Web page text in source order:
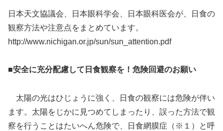
日本天文協議会、日本眼科学会、日本眼科医会が、日食の
観察方法や注意点をまとめています。
http://www.nichigan.or.jp/sun/sun_attention.pdf
■安全に充分配慮して日食観察を！危険回避のお願い
太陽の光はひじょうに強く、日食の観察には危険が伴い
ます。太陽をじかに見つめてしまったり、誤った方法で観
察を行うことはたいへん危険で、日食網膜症（※１）と呼